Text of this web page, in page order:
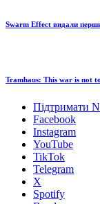
Swarm Effect видали
Tramhaus: Тhis war is not
Підтримати
Facebook
Instagram
YouTube
TikTok
Telegram
X
Spotify